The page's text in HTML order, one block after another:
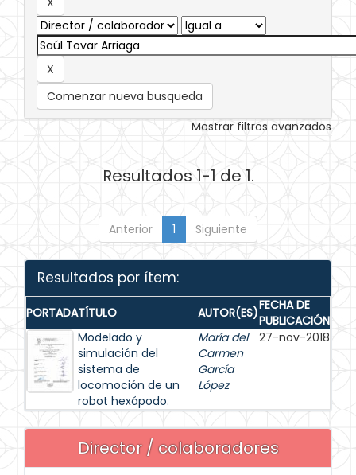
Comenzar nueva busqueda
Mostrar filtros avanzados
Resultados 1-1 de 1.
Anterior 1 Siguiente
Resultados por ítem:
PORTADATÍTULO AUTOR(ES)FECHA DE
PUBLICACIÓN
Modelado y
simulación del
sistema de
locomoción de un
robot hexápodo.
María del
Carmen
García
López
27-nov-2018
Director / colaboradores